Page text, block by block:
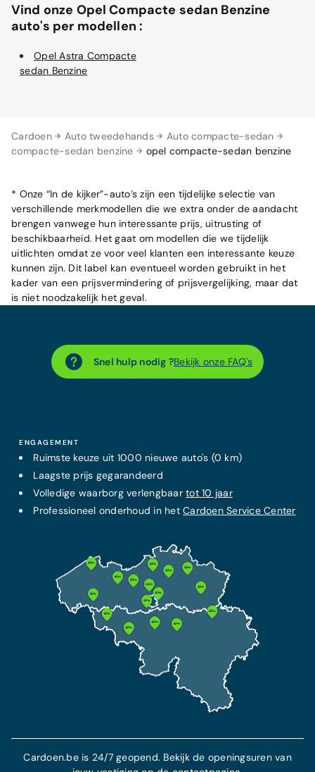
Cardoen Auto tweedehands
Auto compacte-sedan
compacte-sedan benzine
opel compacte-sedan benzine
Vind onze Opel Compacte sedan Benzine
auto's per modellen :
Opel Astra Compacte
sedan Benzine
* Onze “In de kijker”-auto’s zijn een tijdelijke selectie van
verschillende merkmodellen die we extra onder de aandacht
brengen vanwege hun interessante prijs, uitrusting of
beschikbaarheid. Het gaat om modellen die we tijdelijk
uitlichten omdat ze voor veel klanten een interessante keuze
kunnen zijn. Dit label kan eventueel worden gebruikt in het
kader van een prijsvermindering of prijsvergelijking, maar dat
is niet noodzakelijk het geval.
Snel hulp nodig ?Bekijk onze FAQ's
ENGAGEMENT
Ruimste keuze uit 1000 nieuwe auto's (0 km)
Laagste prijs gegarandeerd
Volledige waarborg verlengbaartot 10 jaar
Professioneel onderhoud in hetCardoen Service Center
Cardoen.be is 24/7 geopend. Bekijk de openingsuren van